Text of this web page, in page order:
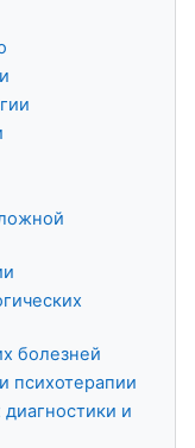
болезней
психотерапии
и